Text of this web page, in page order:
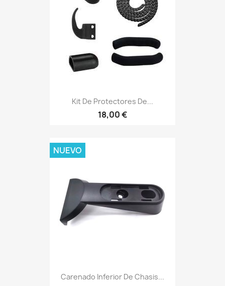
Kit De Protectores De...
18,00 €
Carenado Inferior De Chasis...
NUEVO